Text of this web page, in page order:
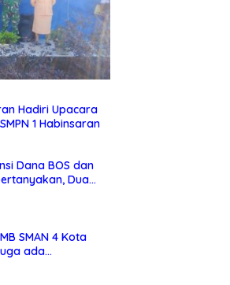
Hadiri Upacara
1 Habinsaran
Dana BOS dan
Dua
PPID Dinas
SMAN 4 Kota
ada